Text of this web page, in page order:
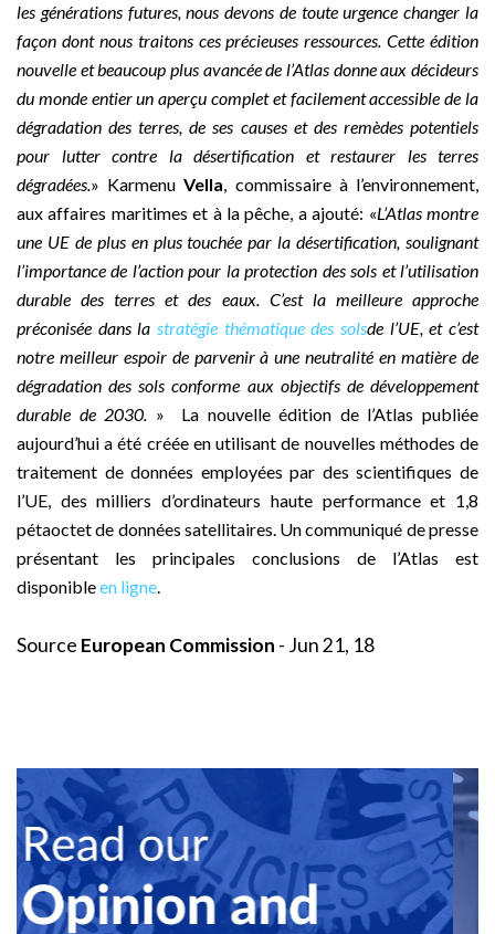
les générations futures, nous devons de toute urgence changer la
façon dont nous traitons ces précieuses ressources. Cette édition
nouvelle et beaucoup plus avancée de l’Atlas donne aux décideurs
du monde entier un aperçu complet et facilement accessible de la
dégradation des terres, de ses causes et des remèdes potentiels
pour lutter contre la désertification et restaurer les terres
dégradées.» KarmenuVella, commissaire à l’environnement,
aux affaires maritimes et à la pêche, a ajouté: «L’Atlas montre
une UE de plus en plus touchée par la désertification, soulignant
l’importance de l’action pour la protection des sols et l’utilisation
durable des terres et des eaux. C’est la meilleure approche
préconisée dans la stratégie thématique des solsde l’UE, et c’est
notre meilleur espoir de parvenir à une neutralité en matière de
dégradation des sols conforme aux objectifs de développement
durable de 2030. » La nouvelle édition de l’Atlas publiée
aujourd’hui a été créée en utilisant de nouvelles méthodes de
traitement de données employées par des scientifiques de
l’UE, des milliers d’ordinateurs haute performance et 1,8
pétaoctet de données satellitaires. Un communiqué de presse
présentant les principales conclusions de l’Atlas est
disponibleen ligne.
Source European Commission - Jun 21, 18